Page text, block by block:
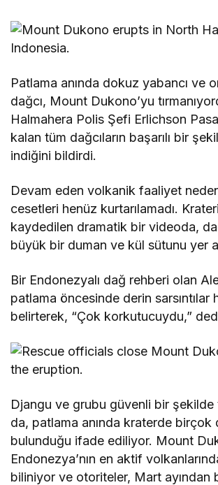
Patlama anında dokuz yabancı ve
dağcı, Mount Dukono’yu
Halmahera Polis Şefi Erlichson
kalan tüm dağcıların başarılı bir
indiğini bildirdi.
Devam eden volkanik faaliyet
cesetleri henüz kurtarılamadı.
kaydedilen dramatik bir videoda,
büyük bir duman ve kül sütunu yer
Bir Endonezyalı dağ rehberi olan
patlama öncesinde derin sarsıntılar
belirterek, “Çok korkutucuydu,”
Djangu ve grubu güvenli bir şekilde
da, patlama anında kraterde birçok
bulunduğu ifade ediliyor. Mount
Endonezya’nın en aktif
biliniyor ve otoriteler, Mart ayından